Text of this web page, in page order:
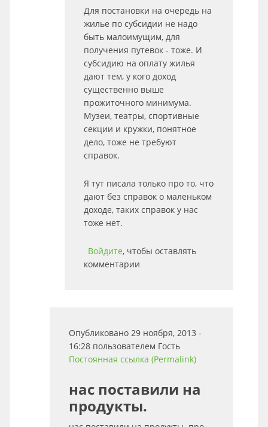
Для постановки на очередь на
жилье по субсидии не надо
быть малоимущим, для
получения путевок - тоже. И
субсидию на оплату жилья
дают тем, у кого доход
существенно выше
прожиточного минимума.
Музеи, театры, спортивные
секции и кружки, понятное
дело, тоже не требуют
справок.
Я тут писала только про то, что
дают без справок о маленьком
доходе, таких справок у нас
тоже нет.
Войдите, чтобы оставлять
комментарии
Опубликовано 29 ноября, 2013 -
16:28 пользователем Гость
Постоянная ссылка (Permalink)
нас поставили на
продукты.